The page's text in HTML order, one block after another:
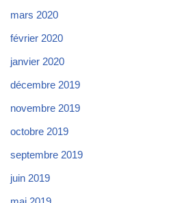
mars 2020
février 2020
janvier 2020
décembre 2019
novembre 2019
octobre 2019
septembre 2019
juin 2019